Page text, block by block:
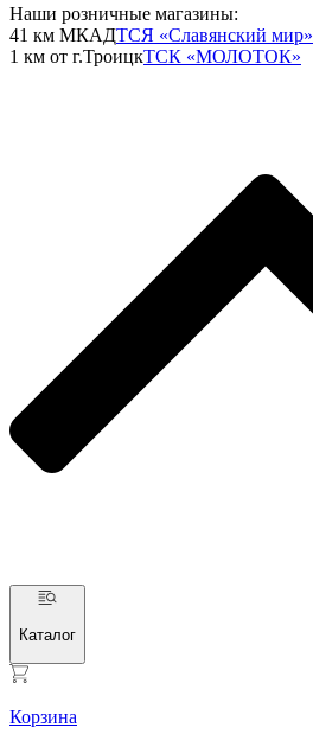
Наши розничные магазины:
41 км МКАДТСЯ «Славянский мир»
1 км от г.ТроицкТСК «МОЛОТОК»
Каталог
Корзина